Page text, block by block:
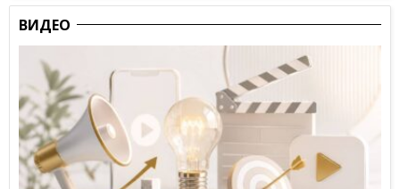
ВИДЕО